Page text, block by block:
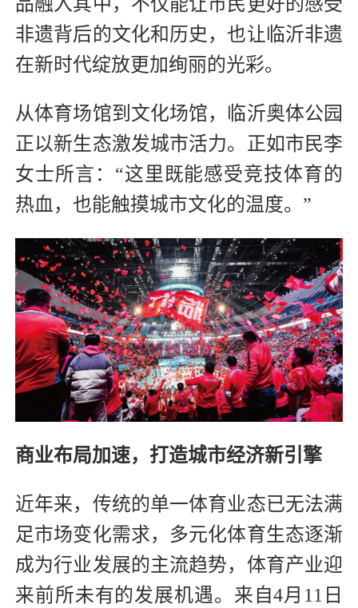
品融入其中，不仅能让市民更好的感受
非遗背后的文化和历史，也让临沂非遗
在新时代绽放更加绚丽的光彩。
从体育场馆到文化场馆，临沂奥体公园
正以新生态激发城市活力。正如市民李
女士所言：“这里既能感受竞技体育的
热血，也能触摸城市文化的温度。”
商业布局加速，打造城市经济新引擎
近年来，传统的单一体育业态已无法满
足市场变化需求，多元化体育生态逐渐
成为行业发展的主流趋势，体育产业迎
来前所未有的发展机遇。来自4月11日